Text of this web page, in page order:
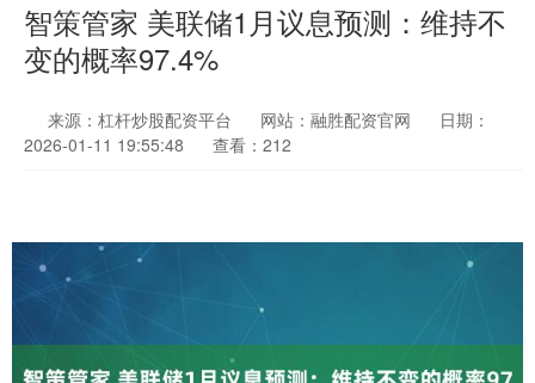
智策管家 美联储1月议息预测：维持不
变的概率97.4%
来源：杠杆炒股配资平台 网站：融胜配资官网
日期：
2026-01-11 19:55:48
查看：212